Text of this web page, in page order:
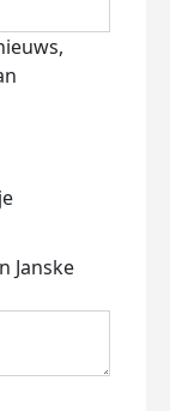
Janske